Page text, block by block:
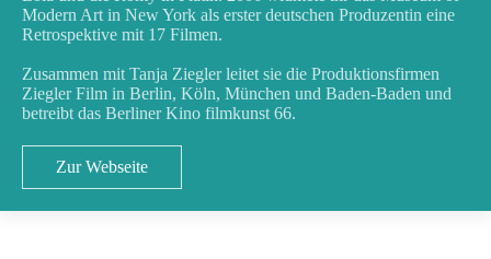
Modern Art in New York als erster deutschen Produzentin eine
Retrospektive mit 17 Filmen.
Zusammen mit Tanja Ziegler leitet sie die Produktionsfirmen
Ziegler Film in Berlin, Köln, München und Baden-Baden und
betreibt das Berliner Kino filmkunst 66.
Zur Webseite